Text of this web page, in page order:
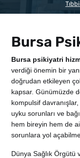
Bursa
Bursa psikiyatri
verdiği önemin bir
doğrudan etkileyen
kapsar. Günümüzde
kompulsif
uyku sorunları ve
hem bireyin hem de
sorunlara yol
Dünya Sağlık